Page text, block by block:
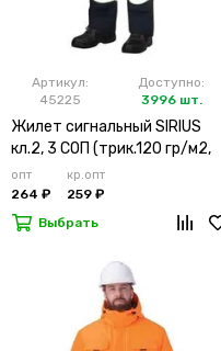
Артикул:
45225
Доступно:
3996 шт.
Жилет сигнальный SIRIUS
кл.2, 3 СОП (трик.120 гр/м2,
карманы) оранжевый
опт
264 ₽
кр.опт
259 ₽
Выбрать